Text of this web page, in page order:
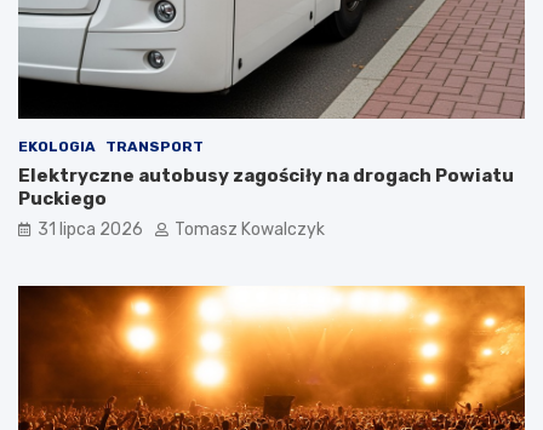
EKOLOGIA TRANSPORT
Elektryczne autobusy zagościły na drogach Powiatu
Puckiego
31 lipca 2026 Tomasz Kowalczyk